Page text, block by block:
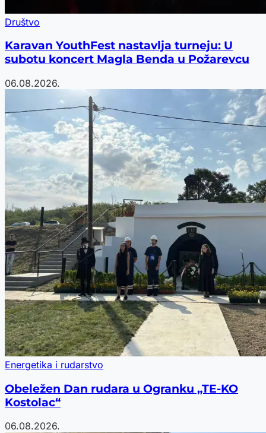
Društvo
Karavan YouthFest nastavlja turneju: U
subotu koncert Magla Benda u Požarevcu
06.08.2026.
Energetika i rudarstvo
Obeležen Dan rudara u Ogranku „TE-KO
Kostolac“
06.08.2026.